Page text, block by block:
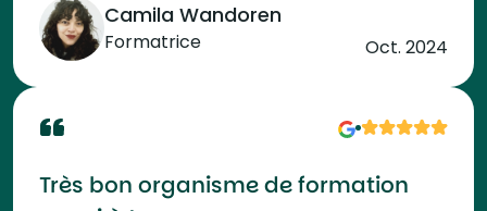
Camila Wandoren
Formatrice Oct. 2024
Très bon organisme de formation